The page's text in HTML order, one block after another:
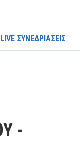
LIVE ΣΥΝΕΔΡΙΑΣΕΙΣ
-